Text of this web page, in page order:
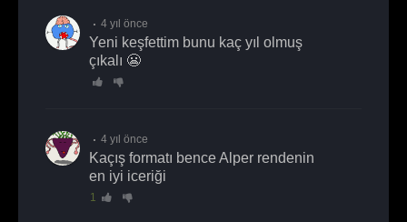
4 yıl önce
Yeni keşfettim bunu kaç yıl olmuş
çıkalı 😬
4 yıl önce
Kaçış formatı bence Alper rendenin
en iyi iceriği
1